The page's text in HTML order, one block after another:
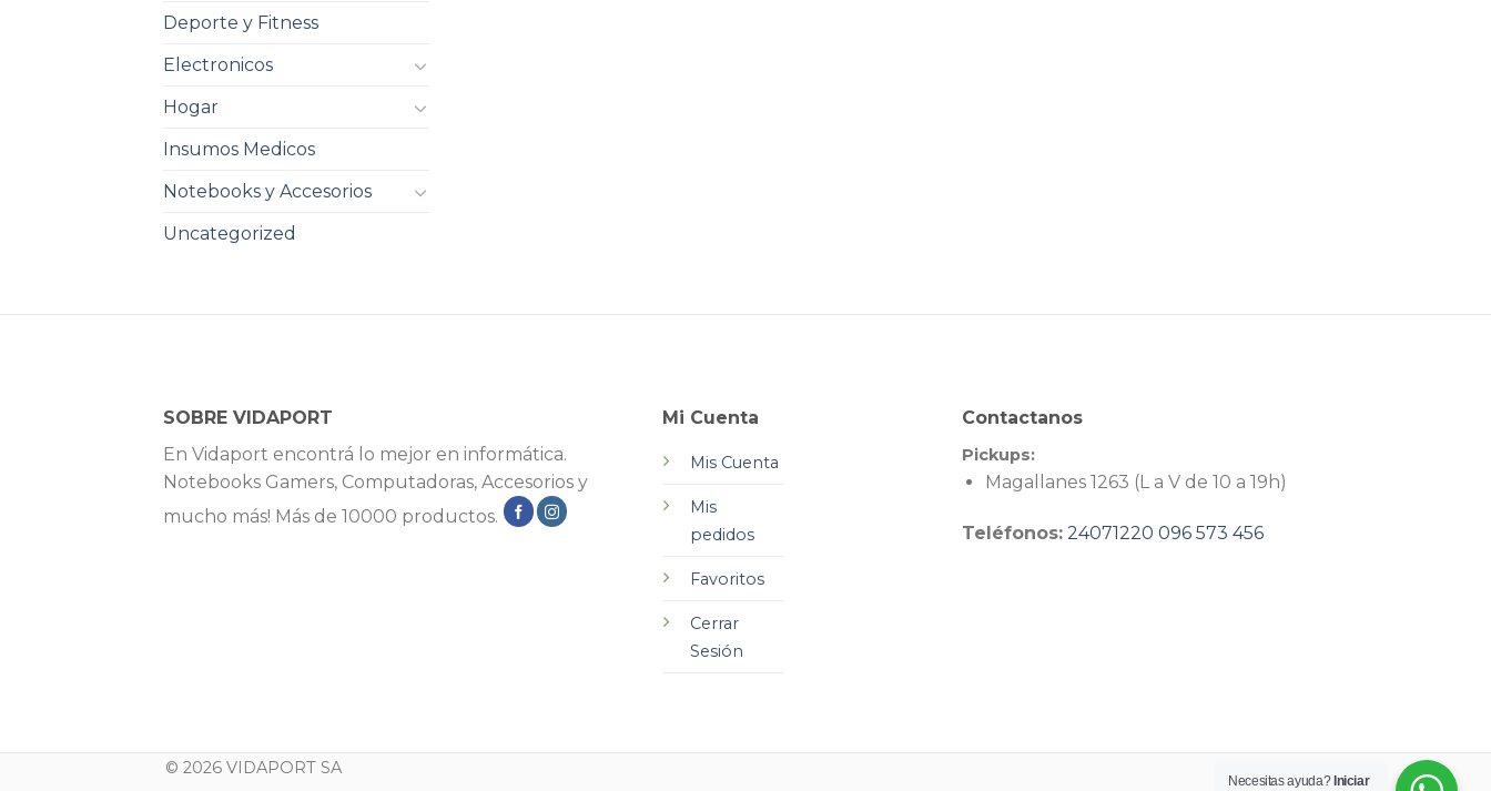
Deporte y Fitness
Electronicos
Hogar
Insumos Medicos
Notebooks y Accesorios
Uncategorized
SOBRE VIDAPORT
En Vidaport encontrá lo mejor en informática.
Notebooks Gamers, Computadoras, Accesorios y
mucho más! Más de 10000 productos.
Mi Cuenta
Mis Cuenta
Mis
pedidos
Favoritos
Cerrar
Sesión
Contactanos
Pickups:
Magallanes 1263 (L a V de 10 a 19h)
Teléfonos: 24071220 096 573 456
© 2026 VIDAPORT SA
Necesitas ayuda? Iniciar